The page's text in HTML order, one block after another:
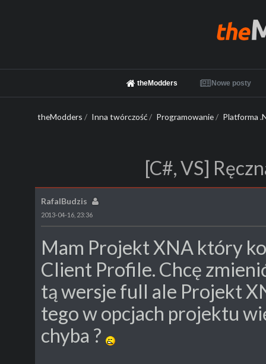
theModders Nowe posty
theModders / Inna twórczość/ Programowanie/ Platforma
[C#, VS]
RafalBudzis
2013-04-16, 23:36
Mam Projekt XNA który
Client Profile. Chcę
tą wersje full ale Projekt
tego w opcjach projektu
chyba ?